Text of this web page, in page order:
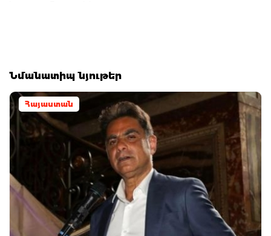
Նմանատիպ նյութեր
Հայաստան